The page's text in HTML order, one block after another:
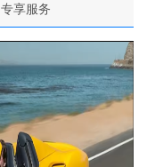
专享服务